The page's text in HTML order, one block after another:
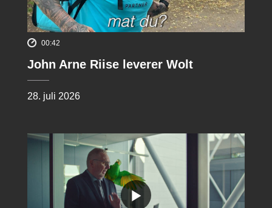
00:42
John Arne Riise leverer Wolt
28. juli 2026